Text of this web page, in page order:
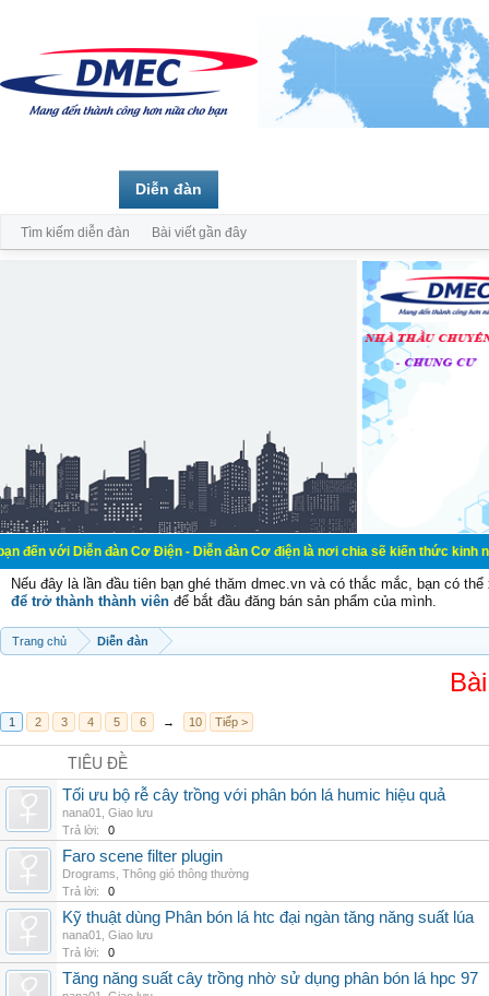
đàn Cơ Điện - Diễn đàn Cơ điện là nơi chia sẽ kiến thức kinh nghiệm
Nếu đây là lần đầu tiên bạn ghé thăm dmec.vn và có thắc mắc, bạn có
để trở thành thành viên để bắt đầu đăng bán sản phẩm của mình.
Trang chủ Diễn đàn
1 2 3 4 5 6 → 10 Tiếp >
TIÊU ĐỀ
Tối ưu bộ rễ cây trồng với phân bón lá humic hiệu quả
nana01
Giao lưu
Trả lời:
0
Faro scene filter plugin
Drograms Thông gió thông thường
Trả lời:
0
Kỹ thuật dùng Phân bón lá htc đại ngàn tăng năng suất lúa
nana01
Giao lưu
Trả lời:
0
Tăng năng suất cây trồng nhờ sử dụng phân bón lá hpc 97
Diễn đàn
Tìm kiếm diễn đàn Bài viết gần đây